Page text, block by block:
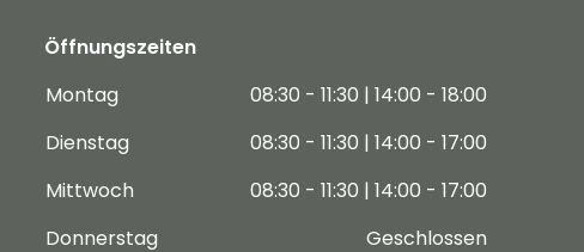
Öffnungszeiten
Montag
08:30 - 11:30 | 14:00 - 18:00
Dienstag
08:30 - 11:30 | 14:00 - 17:00
Mittwoch
08:30 - 11:30 | 14:00 - 17:00
Donnerstag
Geschlossen